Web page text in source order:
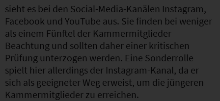
sieht es bei den Social-Media-Kanälen Instagram,
Facebook und YouTube aus. Sie finden bei weniger
als einem Fünftel der Kammermitglieder
Beachtung und sollten daher einer kritischen
Prüfung unterzogen werden. Eine Sonderrolle
spielt hier allerdings der Instagram-Kanal, da er
sich als geeigneter Weg erweist, um die jüngeren
Kammermitglieder zu erreichen.